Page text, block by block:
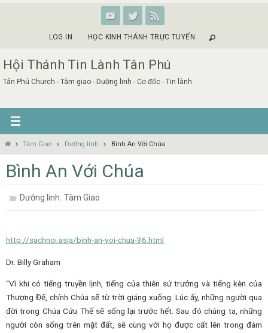
LOG IN HỌC KINH THÁNH TRỰC TUYẾN
Hội Thánh Tin Lành Tân Phú
Tân Phú Church - Tâm giao - Dưỡng linh - Cơ đốc - Tin lành
HomeTâm Giao Dưỡng linh Bình An Với Chúa
Bình An Với Chúa
Dưỡng linh,Tâm Giao
http://sachnoi.asia/binh-an-voi-chua-36.html
Dr. Billy Graham
“Vì khi có tiếng truyền lịnh, tiếng của thiên sứ trưởng và tiếng kèn của
Thượng Đế, chính Chúa sẽ từ trời giáng xuống. Lúc ấy, những người qua
đời trong Chúa Cứu Thế sẽ sống lại trước hết. Sau đó chúng ta, những
người còn sống trên mặt đất, sẽ cùng với họ được cất lên trong đám